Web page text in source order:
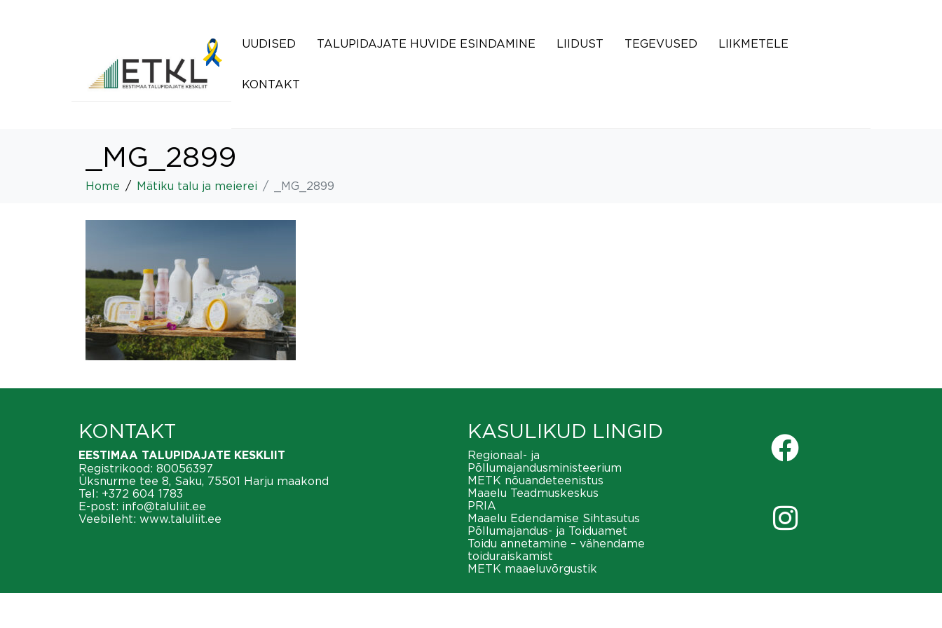
UUDISED TALUPIDAJATE HUVIDE ESINDAMINE LIIDUST TEGEVUSED LIIKMETELE
KONTAKT
_MG_2899
Home Mätiku talu ja meierei _MG_2899
KONTAKT
EESTIMAA TALUPIDAJATE KESKLIIT
Registrikood: 80056397
Üksnurme tee 8, Saku, 75501 Harju maakond
Tel: +372 604 1783
E-post: info@taluliit.ee
Veebileht: www.taluliit.ee
KASULIKUD LINGID
Regionaal- ja
Põllumajandusministeerium
METK nõuandeteenistus
Maaelu Teadmuskeskus
PRIA
Maaelu Edendamise Sihtasutus
Põllumajandus- ja Toiduamet
Toidu annetamine – vähendame
toiduraiskamist
METK maaeluvõrgustik